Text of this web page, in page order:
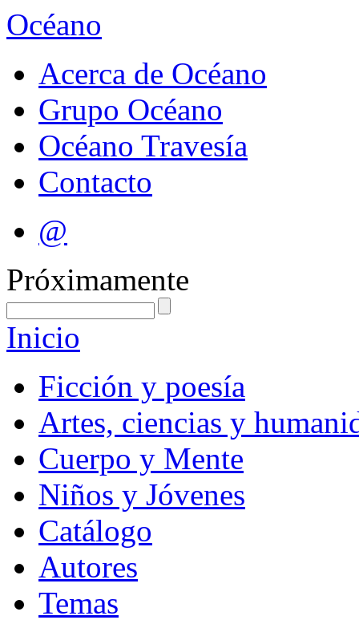
Océano
Acerca de Océano
Grupo Océano
Océano Travesía
Contacto
@
Próximamente
Inicio
Ficción y poesía
Artes, ciencias y
Cuerpo y Mente
Niños y Jóvenes
Catálogo
Autores
Temas